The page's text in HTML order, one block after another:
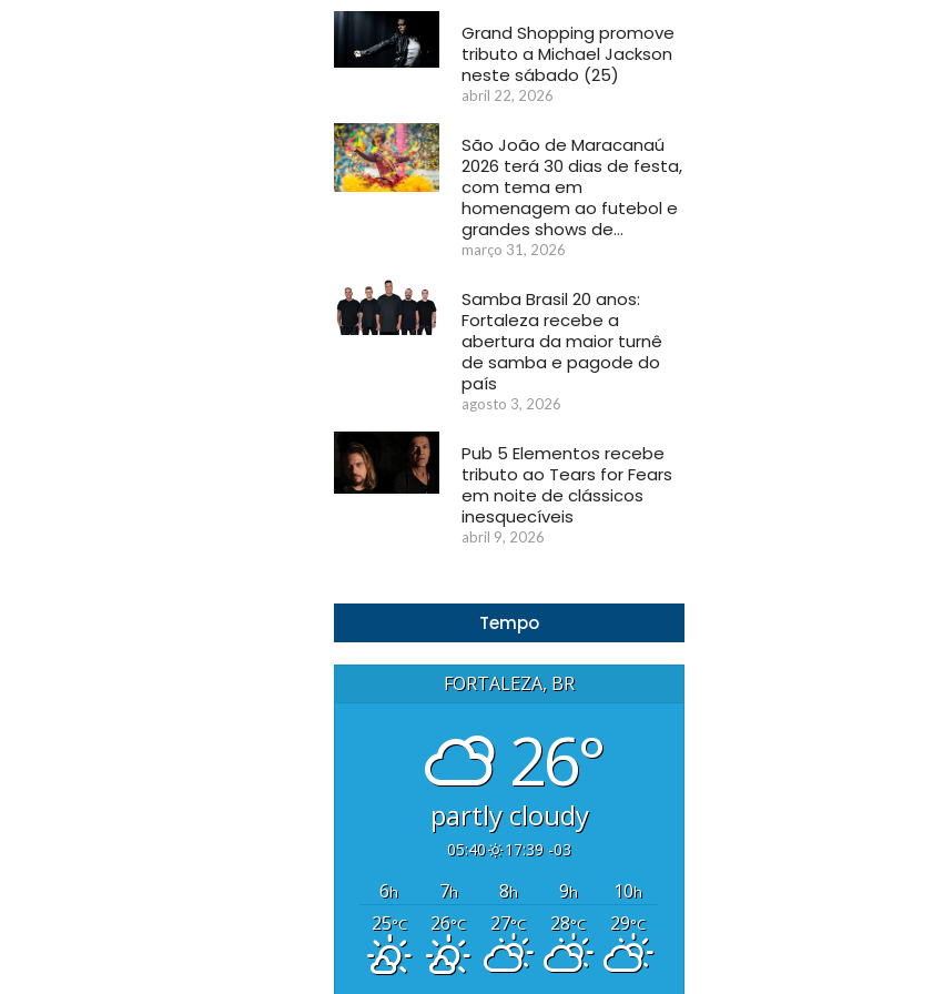
Grand Shopping promove
tributo a Michael Jackson
neste sábado (25)
abril 22, 2026
São João de Maracanaú
2026 terá 30 dias de festa,
com tema em
homenagem ao futebol e
grandes shows de…
março 31, 2026
Samba Brasil 20 anos:
Fortaleza recebe a
abertura da maior turnê
de samba e pagode do
país
agosto 3, 2026
Pub 5 Elementos recebe
tributo ao Tears for Fears
em noite de clássicos
inesquecíveis
abril 9, 2026
Tempo
FORTALEZA, BR
26°
partly cloudy
05:40 17:39 -03
6h 7h 8h 9h 10h
25°C 26°C 27°C 28°C 29°C